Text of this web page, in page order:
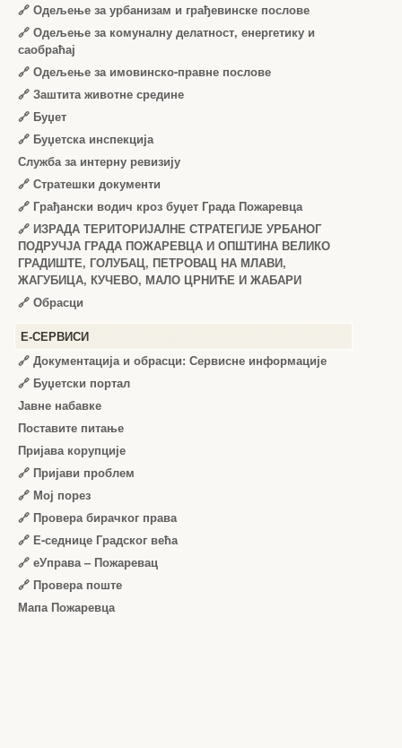
🔗 Одељење за урбанизам и грађевинске послове
🔗 Одељење за комуналну делатност, енергетику и
саобраћај
🔗 Одељење за имовинско-правне послове
🔗 Заштита животне средине
🔗 Буџет
🔗 Буџетска инспекција
Служба за интерну ревизију
🔗 Стратешки документи
🔗 Грађански водич кроз буџет Града Пожаревца
🔗 ИЗРАДА ТЕРИТОРИЈАЛНЕ СТРАТЕГИЈЕ УРБАНОГ
ПОДРУЧЈА ГРАДА ПОЖАРЕВЦА И ОПШТИНА ВЕЛИКО
ГРАДИШТЕ, ГОЛУБАЦ, ПЕТРОВАЦ НА МЛАВИ,
ЖАГУБИЦА, КУЧЕВО, МАЛО ЦРНИЋЕ И ЖАБАРИ
🔗 Обрасци
Е-СЕРВИСИ
🔗 Документација и обрасци: Сервисне информације
🔗 Буџетски портал
Јавне набавке
Поставите питање
Пријава корупције
🔗 Пријави проблем
🔗 Мој порез
🔗 Провера бирачког права
🔗 Е-седнице Градског већа
🔗 еУправа – Пожаревац
🔗 Провера поште
Мапа Пожаревца